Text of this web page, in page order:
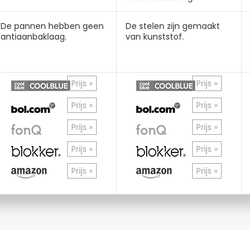
De pannen hebben geen
antiaanbaklaag.
Prijs »
Prijs »
Prijs »
Prijs »
Prijs »
De stelen zijn gemaakt
van kunststof.
Prijs »
Prijs »
Prijs »
Prijs »
Prijs »